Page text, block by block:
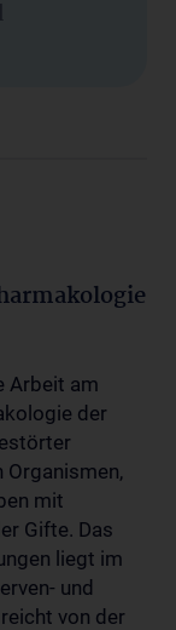
Arbeit am
der
Organismen,
mit
Gifte. Das
liegt im
und
von der